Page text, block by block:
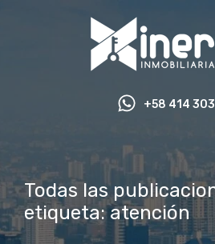
+58 414
Todas las
etiqueta: atención